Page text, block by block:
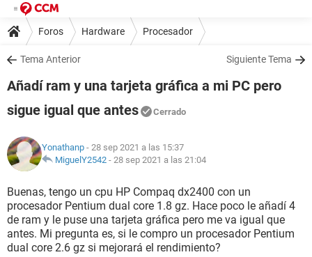
Foros Hardware Procesador
Tema Anterior Siguiente Tema
Añadí ram y una tarjeta gráfica a mi PC pero
sigue igual que antes
Cerrado
Yonathanp - 28 sep 2021 a las 15:37
MiguelY2542 - 28 sep 2021 a las 21:04
Buenas, tengo un cpu HP Compaq dx2400 con un
procesador Pentium dual core 1.8 gz. Hace poco le añadí 4
de ram y le puse una tarjeta gráfica pero me va igual que
antes. Mi pregunta es, si le compro un procesador Pentium
dual core 2.6 gz si mejorará el rendimiento?